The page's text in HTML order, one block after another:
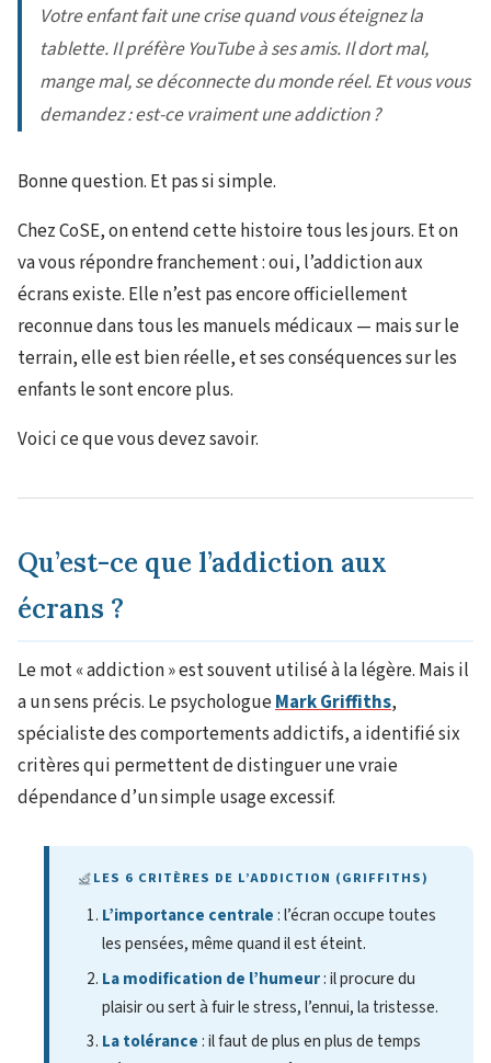
Votre enfant fait une crise quand vous éteignez la
tablette. Il préfère YouTube à ses amis. Il dort mal,
mange mal, se déconnecte du monde réel. Et vous vous
demandez :est-ce vraiment une addiction ?
Bonne question. Et pas si simple.
Chez CoSE, on entend cette histoire tous les jours. Et on
va vous répondre franchement : oui, l’addiction aux
écrans existe. Elle n’est pas encore officiellement
reconnue dans tous les manuels médicaux — mais sur le
terrain, elle est bien réelle, et ses conséquences sur les
enfants le sont encore plus.
Voici ce que vous devez savoir.
Qu’est-ce que l’addiction aux
écrans ?
Le mot « addiction » est souvent utilisé à la légère. Mais il
a un sens précis. Le psychologueMark Griffiths,
spécialiste des comportements addictifs, a identifié six
critères qui permettent de distinguer une vraie
dépendance d’un simple usage excessif.
LES 6 CRITÈRES DE L’ADDICTION (GRIFFITHS)
L’importance centrale : l’écran occupe toutes
les pensées, même quand il est éteint.
La modification de l’humeur: il procure du
plaisir ou sert à fuir le stress, l’ennui, la tristesse.
La tolérance : il faut de plus en plus de temps